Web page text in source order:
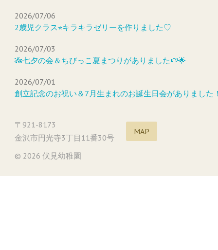
2026/07/06
2歳児クラス⭐︎キラキラゼリーを作りました♡
2026/07/03
🎋七夕の会＆ちびっこ夏まつりがありました🍉🌟
2026/07/01
創立記念のお祝い＆7月生まれのお誕生日会がありました
〒921-8173
金沢市円光寺3丁目11番30号
MAP
© 2026 伏見幼稚園